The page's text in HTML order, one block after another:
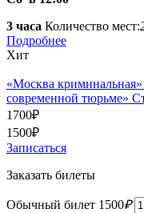
3 часа Количество мест:
Подробнее
Хит
«Москва криминальная»
современной тюрьме»
1700₽
1500₽
Записаться
Заказать билеты
Обычный билет 1500₽